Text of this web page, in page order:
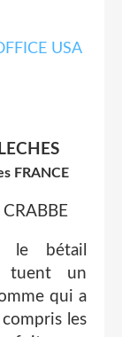
FRANCE
le bétail
tuent un
qui a
les